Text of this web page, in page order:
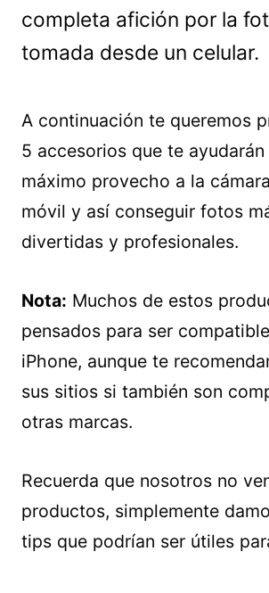
completa afición por la
tomada desde un celular.
A continuación te queremos
5 accesorios que te ayudarán
máximo provecho a la
móvil y así conseguir fotos
divertidas y profesionales.
Nota: Muchos de estos
pensados para ser
iPhone, aunque te
sus sitios si también son
otras marcas.
Recuerda que nosotros no
productos, simplemente
tips que podrían ser útiles